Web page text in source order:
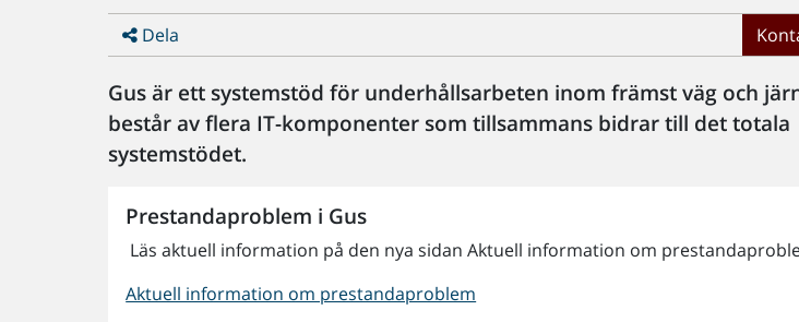
Dela
Gus är ett systemstöd för underhållsarbeten inom främst väg och
består av flera IT-komponenter som tillsammans bidrar till det totala
systemstödet.
Prestandaproblem i Gus
Läs aktuell information på den nya sidan Aktuell information om
Aktuell information om prestandaproblem